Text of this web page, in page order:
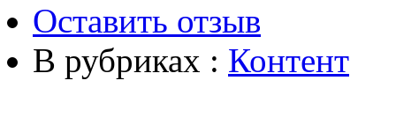
Оставить отзыв
В рубриках : Контент